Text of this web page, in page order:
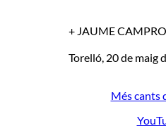
+ JAUME
Torelló, 20 de maig
Més cants